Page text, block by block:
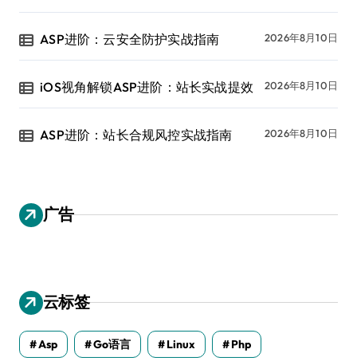
ASP进阶：云安全防护实战指南 2026年8月10日
iOS视角解锁ASP进阶：站长实战提效 2026年8月10日
ASP进阶：站长合规风控实战指南 2026年8月10日
广告
云标签
Asp Go语言 Linux Php